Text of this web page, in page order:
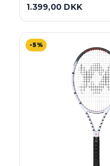
1.399,00 DKK
-5%